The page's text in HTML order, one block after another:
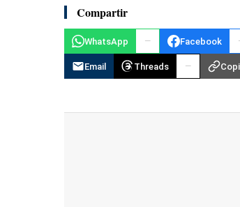
Compartir
WhatsApp Facebook
Email Threads